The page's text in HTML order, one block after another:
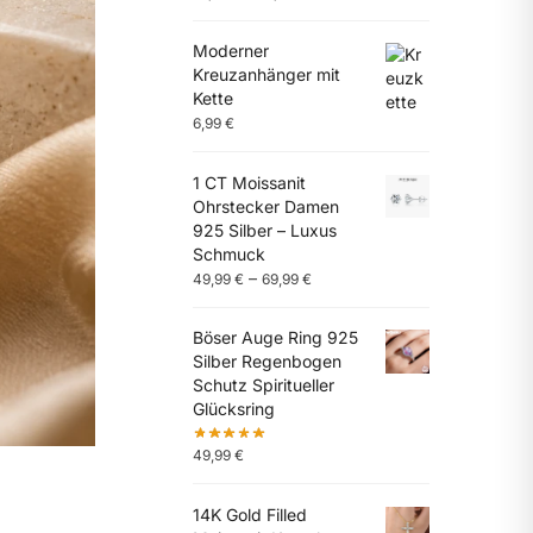
Moderner
Kreuzanhänger mit
Kette
6,99€
1 CT Moissanit
Ohrstecker Damen
925 Silber – Luxus
Schmuck
49,99€ –69,99€
Böser Auge Ring 925
Silber Regenbogen
Schutz Spiritueller
Glücksring
49,99€
14K Gold Filled